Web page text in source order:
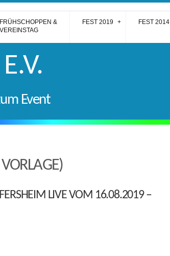
FRÜHSCHOPPEN &
VEREINSTAG
FEST 2019 FEST 2014
Event
LIVE VOM 16.08.2019 –